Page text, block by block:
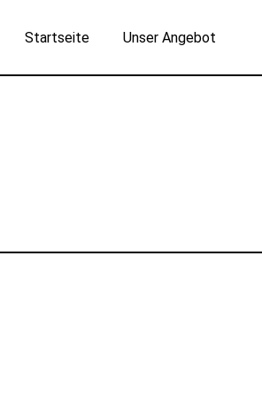
Startseite Unser Angebot